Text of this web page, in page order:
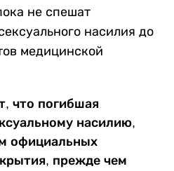
не спешат
насилия до
медицинской
что погибшая
насилию,
официальных
прежде чем